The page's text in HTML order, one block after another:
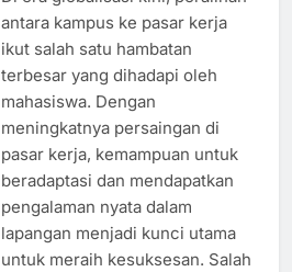
antara kampus ke pasar kerja
ikut salah satu hambatan
terbesar yang dihadapi oleh
mahasiswa. Dengan
meningkatnya persaingan di
pasar kerja, kemampuan untuk
beradaptasi dan mendapatkan
pengalaman nyata dalam
lapangan menjadi kunci utama
untuk meraih kesuksesan. Salah